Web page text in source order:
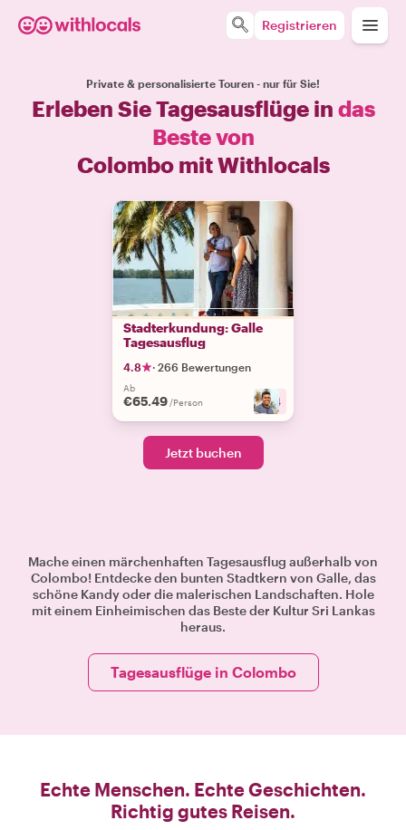
Registrieren
Private & personalisierte Touren - nur für Sie!
Erleben Sie Tagesausflüge in das
Beste von
Colombo mit Withlocals
Stadterkundung: Galle
Tagesausflug
4.8 · 266 Bewertungen
Ab
€65.49 /Person +4
Jetzt buchen
Mache einen märchenhaften Tagesausflug außerhalb von
Colombo! Entdecke den bunten Stadtkern von Galle, das
schöne Kandy oder die malerischen Landschaften. Hole
mit einem Einheimischen das Beste der Kultur Sri Lankas
heraus.
Tagesausflüge in Colombo
Echte Menschen. Echte Geschichten.
Richtig gutes Reisen.